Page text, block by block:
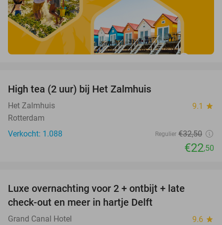
High tea (2 uur) bij Het Zalmhuis
Het Zalmhuis 9.1 star
Rotterdam
Verkocht: 1.088
Regulier €32,50
€22,50
Luxe overnachting voor 2 + ontbijt + late
check-out en meer in hartje Delft
Grand Canal Hotel 9.6 star